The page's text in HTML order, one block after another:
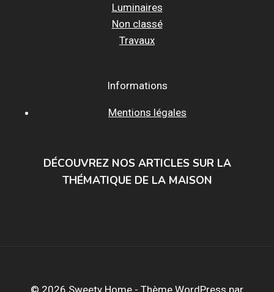
Luminaires
Non classé
Travaux
Informations
Mentions légales
DÉCOUVREZ NOS ARTICLES SUR LA
THÉMATIQUE DE LA MAISON
© 2026 Sweety Home - Thème WordPress par